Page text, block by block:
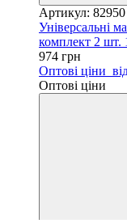
Артикул: 82950
Універсальні
комплект 2 шт.
974 грн
Оптові ціни
Оптові ціни